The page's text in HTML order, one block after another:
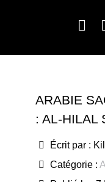
ARABIE
: AL-HILAL
Écrit par :
Catégorie :